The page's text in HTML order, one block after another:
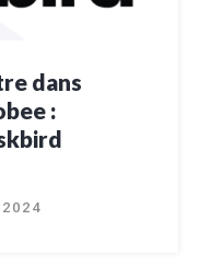
dans
:
2024